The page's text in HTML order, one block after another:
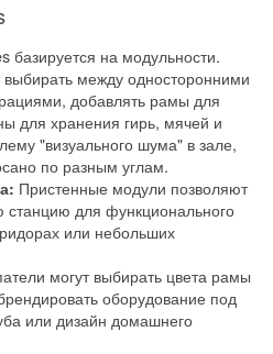
на модульности.
между односторонними
добавлять рамы для
для хранения гирь, мячей и
"визуального шума" в зале,
по разным углам.
Пристенные модули позволяют
станцию для функционального
или небольших
могут выбирать цвета рамы
оборудование под
или дизайн домашнего